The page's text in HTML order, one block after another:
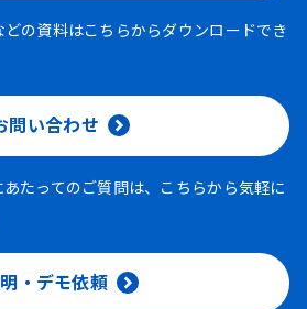
の資料はこちらからダウンロードでき
問い合わせ
たってのご質問は、こちらから気軽に
・デモ依頼